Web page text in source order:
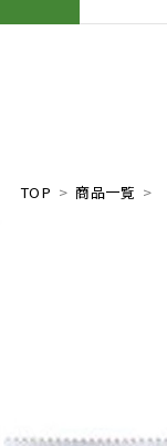
TOP 商品一覧